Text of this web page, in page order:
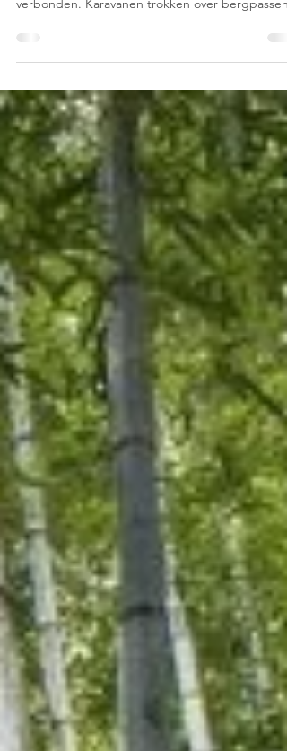
Lang voordat kaarten grenzen tekenden,
verbonden. Karavanen trokken over bergpassen,
kamelen doorkruisten uitgestrekte woestijnen en
tussen havens van de Indische Oceaan. Deze
oude handelsroutes vervoerden veel meer dan
zijde, thee, jade of specerijen. Ze brachten
verhalen, geloofsovertuigingen, ambachten,
muziek, architectuur en nieuwe ideeën met zich
mee. Wie vandaag langs deze historische ro